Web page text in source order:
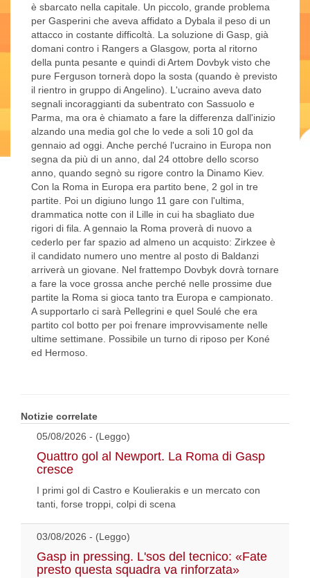
è sbarcato nella capitale. Un piccolo, grande problema
per Gasperini che aveva affidato a Dybala il peso di un
attacco in costante difficoltà. La soluzione di Gasp, già
domani contro i Rangers a Glasgow, porta al ritorno
della punta pesante e quindi di Artem Dovbyk visto che
pure Ferguson tornerà dopo la sosta (quando è previsto
il rientro in gruppo di Angelino). L'ucraino aveva dato
segnali incoraggianti da subentrato con Sassuolo e
Parma, ma ora è chiamato a fare la differenza dall'inizio
alzando una media gol che lo vede a soli 10 gol da
gennaio ad oggi. Anche perché l'ucraino in Europa non
segna da più di un anno, dal 24 ottobre dello scorso
anno, quando segnò su rigore contro la Dinamo Kiev.
Con la Roma in Europa era partito bene, 2 gol in tre
partite. Poi un digiuno lungo 11 gare con l'ultima,
drammatica notte con il Lille in cui ha sbagliato due
rigori di fila. A gennaio la Roma proverà di nuovo a
cederlo per far spazio ad almeno un acquisto: Zirkzee è
il candidato numero uno mentre al posto di Baldanzi
arriverà un giovane. Nel frattempo Dovbyk dovrà tornare
a fare la voce grossa anche perché nelle prossime due
partite la Roma si gioca tanto tra Europa e campionato.
A supportarlo ci sarà Pellegrini e quel Soulé che era
partito col botto per poi frenare improvvisamente nelle
ultime settimane. Possibile un turno di riposo per Koné
ed Hermoso.
Notizie correlate
05/08/2026 - (Leggo)
Quattro gol al Newport. La Roma di Gasp
cresce
I primi gol di Castro e Koulierakis e un mercato con
tanti, forse troppi, colpi di scena
03/08/2026 - (Leggo)
Gasp in pressing. L'sos del tecnico: «Fate
presto questa squadra va rinforzata»